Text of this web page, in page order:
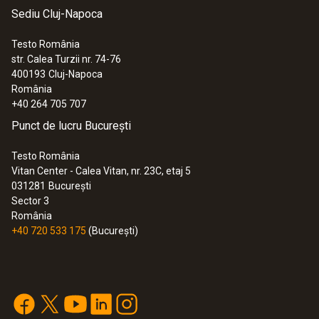
temperaturii
Electrolit tip gel ce nu necesită întreţinere
Posibilitate de calibrare în 1, 2 sau 3
puncte
Sediu Cluj-Napoca
Testo România
str. Calea Turzii nr. 74-76
400193 Cluj-Napoca
România
+40 264 705 707
Punct de lucru București
Testo România
Vitan Center - Calea Vitan, nr. 23C, etaj 5
031281 București
Sector 3
România
+40 720 533 175 (București)